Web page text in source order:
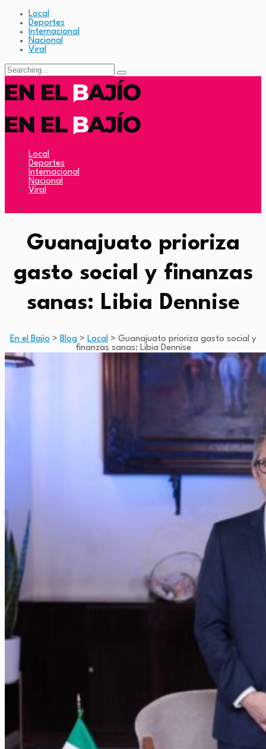
Local
Deportes
Internacional
Nacional
Viral
Search
for:
Local
Deportes
Internacional
Nacional
Viral
Guanajuato prioriza
gasto social y finanzas
sanas: Libia Dennise
En el Bajio > Blog > Local > Guanajuato prioriza gasto social y
finanzas sanas: Libia Dennise